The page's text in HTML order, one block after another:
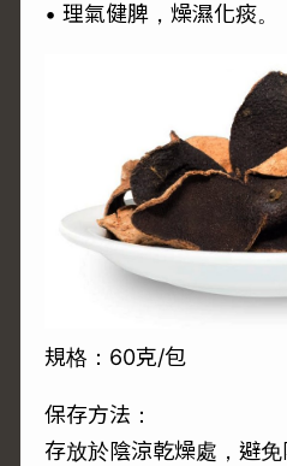
• 理氣健脾，燥濕化痰。
規格：60克/包
保存方法：
存放於陰涼乾燥處，避免